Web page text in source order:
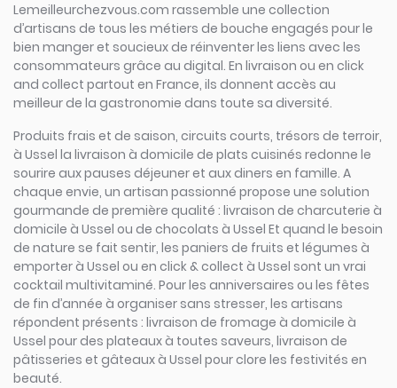
Lemeilleurchezvous.com rassemble une collection
d’artisans de tous les métiers de bouche engagés pour le
bien manger et soucieux de réinventer les liens avec les
consommateurs grâce au digital. En livraison ou en click
and collect partout en France, ils donnent accès au
meilleur de la gastronomie dans toute sa diversité.
Produits frais et de saison, circuits courts, trésors de terroir,
à Ussel la livraison à domicile de plats cuisinés redonne le
sourire aux pauses déjeuner et aux diners en famille. A
chaque envie, un artisan passionné propose une solution
gourmande de première qualité : livraison de charcuterie à
domicile à Ussel ou de chocolats à Ussel Et quand le besoin
de nature se fait sentir, les paniers de fruits et légumes à
emporter à Ussel ou en click & collect à Ussel sont un vrai
cocktail multivitaminé. Pour les anniversaires ou les fêtes
de fin d’année à organiser sans stresser, les artisans
répondent présents : livraison de fromage à domicile à
Ussel pour des plateaux à toutes saveurs, livraison de
pâtisseries et gâteaux à Ussel pour clore les festivités en
beauté.